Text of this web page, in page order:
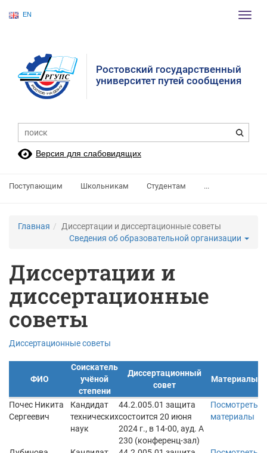
EN
Ростовский государственный
университет путей сообщения
Версия для слабовидящих
Поступающим Школьникам Студентам ...
Главная
Диссертации и диссертационные советы
Сведения об образовательной организации
Диссертации и
диссертационные
советы
Диссертационные советы
ФИО
Соискатель
учёной
степени
Диссертационный
совет
Материалы
Почес Никита
Сергеевич
Кандидат
технических
наук
44.2.005.01 защита
состоится 20 июня
2024 г., в 14-00, ауд. А
230 (конференц-зал)
Посмотреть
материалы